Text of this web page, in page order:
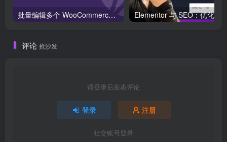
批量编辑多个 WooCommerce 产品变体价格的 2 个方法？
评论 抢沙发
请登录后发表评论
登录 注册
社交账号登录